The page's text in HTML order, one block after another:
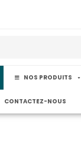
NOS PRODUITS
CONTACTEZ-NOUS